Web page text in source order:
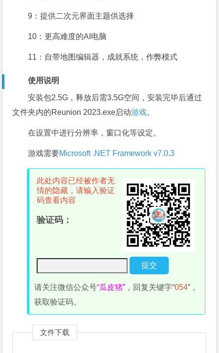
9：提供二次元界面主题供选择
10：更高难度的AI电脑
11：自带地图编辑器，成就系统，作弊模式
使用说明
安装包2.5G，释放后需3.5G空间，安装完毕后通过
文件夹内的Reunion 2023.exe启动游戏。
在设置中进行分辨率，窗口化等设定。
游戏需要Microsoft .NET Framework v7.0.3
此处内容已经被作者无
情的隐藏，请输入验证
码查看内容
验证码：
请关注微信公众号“瓜皮猪” ，回复关键字“054”，
获取验证码。
文件下载